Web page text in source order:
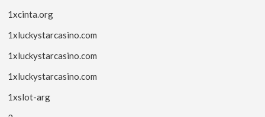
1xcinta.org
1xluckystarcasino.com
1xluckystarcasino.com
1xluckystarcasino.com
1xslot-arg